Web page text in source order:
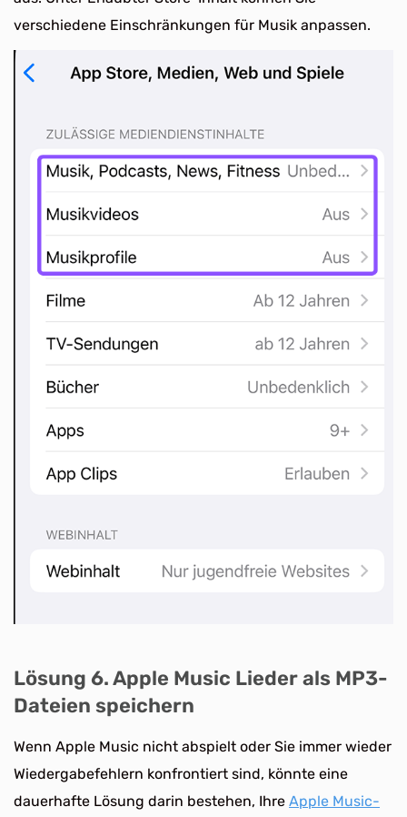
verschiedene Einschränkungen für Musik anpassen.
Lösung 6. Apple Music Lieder als MP3-
Dateien speichern
Wenn Apple Music nicht abspielt oder Sie immer wieder
Wiedergabefehlern konfrontiert sind, könnte eine
dauerhafte Lösung darin bestehen, Ihre Apple Music-